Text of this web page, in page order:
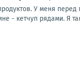
У меня
- кетчуп рядами. Я